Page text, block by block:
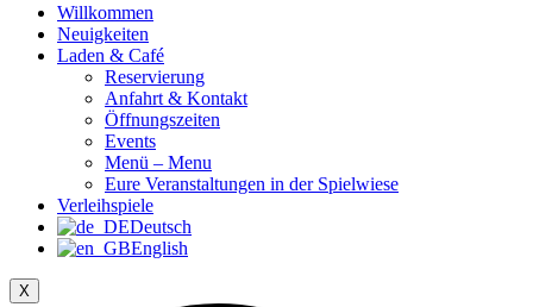
Willkommen
Neuigkeiten
Laden & Café
Reservierung
Anfahrt & Kontakt
Öffnungszeiten
Events
Menü – Menu
Eure Veranstaltungen in der Spielwiese
Verleihspiele
Deutsch
English
X